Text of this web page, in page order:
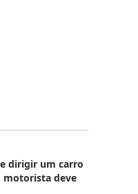
dirigir um carro
motorista deve